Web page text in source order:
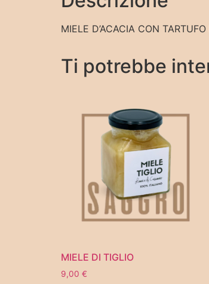
MIELE D’ACACIA CON
Ti potrebbe
MIELE DI TIGLIO
9,00 €